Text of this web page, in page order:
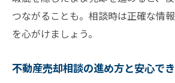
つながることも。相談時は正確な情
を心がけましょう。
不動産売却相談の進め方と安心で